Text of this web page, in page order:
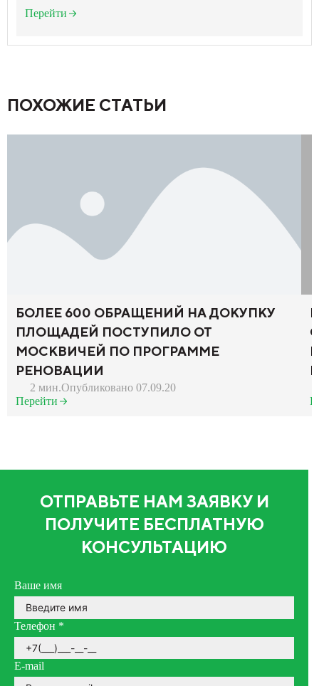
Перейти
ПОХОЖИЕ СТАТЬИ
БОЛЕЕ 600 ОБРАЩЕНИЙ НА ДОКУПКУ
ПЛОЩАДЕЙ ПОСТУПИЛО ОТ
МОСКВИЧЕЙ ПО ПРОГРАММЕ
РЕНОВАЦИИ
2 мин.Опубликовано 07.09.20
Перейти
ОТПРАВЬТЕ НАМ ЗАЯВКУ И
ПОЛУЧИТЕ БЕСПЛАТНУЮ
КОНСУЛЬТАЦИЮ
Ваше имя
Телефон *
E-mail